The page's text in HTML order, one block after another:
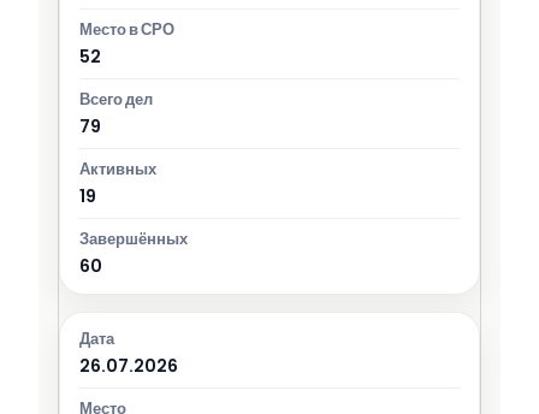
52
79
19
60
26.07.2026